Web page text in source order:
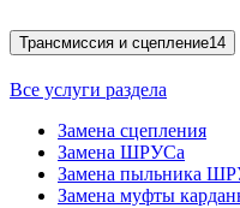
Трансмиссия и сцепление14
Все услуги раздела
Замена сцепления
Замена ШРУСа
Замена пыльника
Замена муфты